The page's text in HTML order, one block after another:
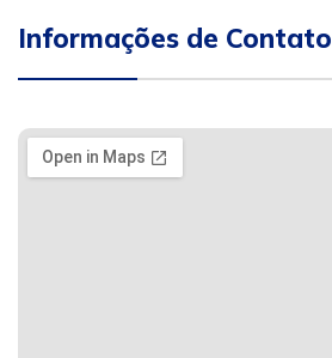
Informações de Contato